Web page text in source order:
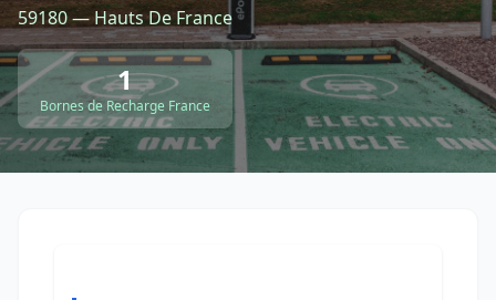
CGU-Confidentialité- Service proposé parViteUnDevis.com-Vous
59180 — Hauts De France
1
Bornes de Recharge France